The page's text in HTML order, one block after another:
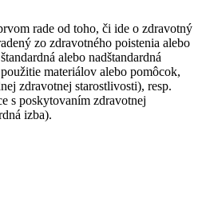
rade od toho, či ide o zdravotný
zo zdravotného poistenia alebo
alebo nadštandardná
materiálov alebo pomôcok,
zdravotnej starostlivosti), resp.
s poskytovaním zdravotnej
izba).